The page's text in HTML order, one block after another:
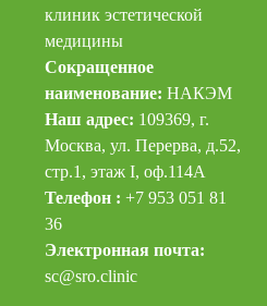
клиник эстетической
медицины
Сокращенное
наименование: НАКЭМ
Наш адрес: 109369, г.
Москва, ул. Перерва, д.52,
стр.1, этаж I, оф.114А
Телефон : +7 953 051 81
36
Электронная почта:
sc@sro.clinic